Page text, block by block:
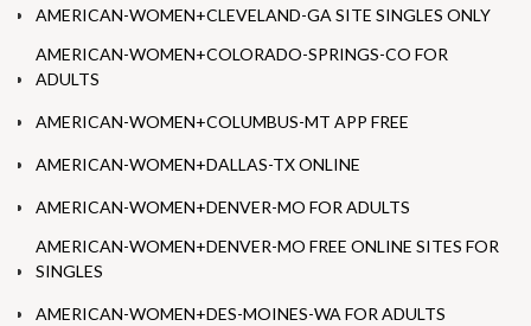
AMERICAN-WOMEN+CLEVELAND-GA SITE SINGLES ONLY
AMERICAN-WOMEN+COLORADO-SPRINGS-CO FOR
ADULTS
AMERICAN-WOMEN+COLUMBUS-MT APP FREE
AMERICAN-WOMEN+DALLAS-TX ONLINE
AMERICAN-WOMEN+DENVER-MO FOR ADULTS
AMERICAN-WOMEN+DENVER-MO FREE ONLINE SITES FOR
SINGLES
AMERICAN-WOMEN+DES-MOINES-WA FOR ADULTS